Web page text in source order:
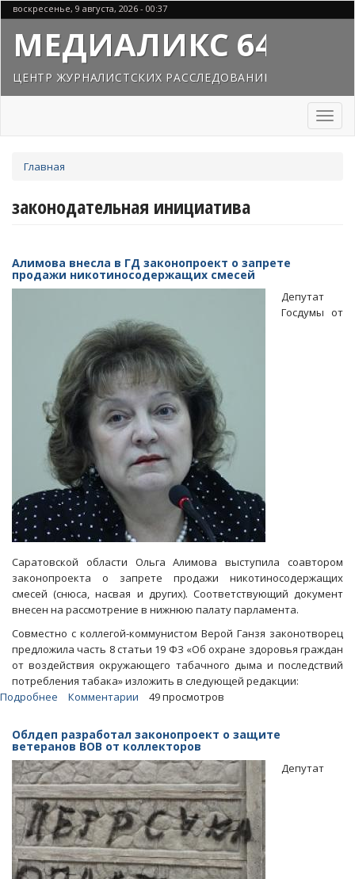
Перейти
к
основному
содержанию
воскресенье, 9 августа, 2026 - 00:37
МЕДИАЛИКС 64
ЦЕНТР ЖУРНАЛИСТСКИХ РАССЛЕДОВАНИЙ
Toggle
здесь
Главная
законодательная инициатива
Алимова внесла в ГД законопроект о запрете
продажи никотиносодержащих смесей
Депутат
Госдумы от
Саратовской области Ольга Алимова выступила соавтором
законопроекта о запрете продажи никотиносодержащих
смесей (снюса, насвая и других). Соответствующий документ
внесен на рассмотрение в нижнюю палату парламента.
Совместно с коллегой-коммунистом Верой Ганзя законотворец
предложила часть 8 статьи 19 ФЗ «Об охране здоровья граждан
от воздействия окружающего табачного дыма и последствий
потребления табака» изложить в следующей редакции:
Подробнее
в
ГД
законопроект
о
запрете
продажи
никотиносодержащих
смесей
Комментарии 49 просмотров
Облдеп разработал законопроект о защите
ветеранов ВОВ от коллекторов
Депутат